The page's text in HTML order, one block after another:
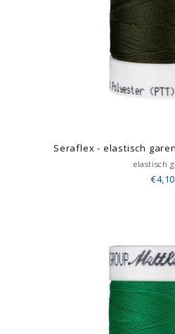
Seraflex - elastisch
elastisch
€4,10